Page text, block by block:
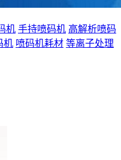
机 手持喷码机 高解析喷码
机 喷码机耗材 等离子处理